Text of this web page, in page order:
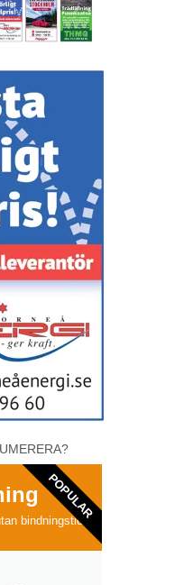
bindningstid
POPULAR